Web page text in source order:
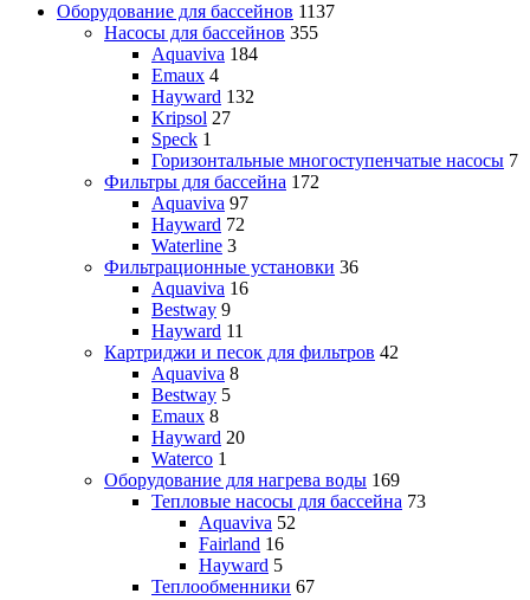
Оборудование для бассейнов 1137
Насосы для бассейнов 355
Aquaviva 184
Emaux 4
Hayward 132
Kripsol 27
Speck 1
Горизонтальные многоступенчатые насосы 7
Фильтры для бассейна 172
Aquaviva 97
Hayward 72
Waterline 3
Фильтрационные установки 36
Aquaviva 16
Bestway 9
Hayward 11
Картриджи и песок для фильтров 42
Aquaviva 8
Bestway 5
Emaux 8
Hayward 20
Waterco 1
Оборудование для нагрева воды 169
Тепловые насосы для бассейна 73
Aquaviva 52
Fairland 16
Hayward 5
Теплообменники 67